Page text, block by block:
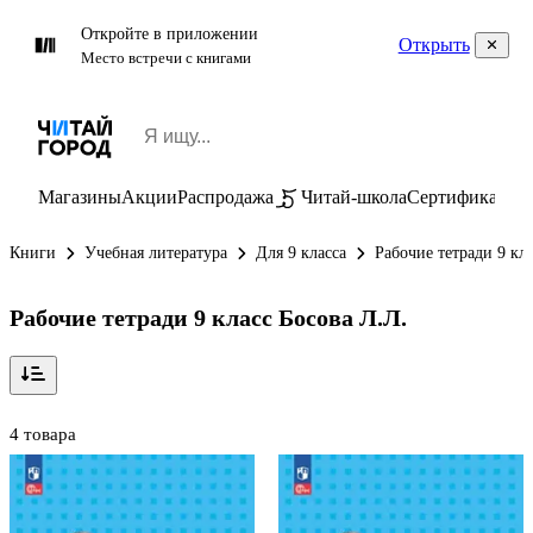
Откройте в приложении
Место встречи с книгами
Открыть
МагазиныАкцииРаспродажа Читай-школаСертификаты
Книги Учебная литература Для 9 класса Рабочие тетради 9
Рабочие тетради 9 класс Босова Л.Л.
4 товара